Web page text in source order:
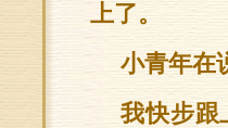
上了。
小青年在
我快步